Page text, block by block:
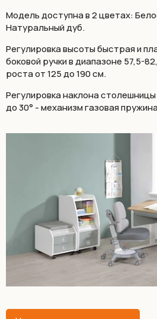
Модель доступна в 2 цветах:
Натуральный дуб.
Регулировка высоты быстрая и
боковой ручки в диапазоне 57,5-
роста от 125 до 190 см.
Регулировка наклона
до 30° - механизм газовая